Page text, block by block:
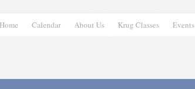
Home Calendar About Us Krug Classes Events